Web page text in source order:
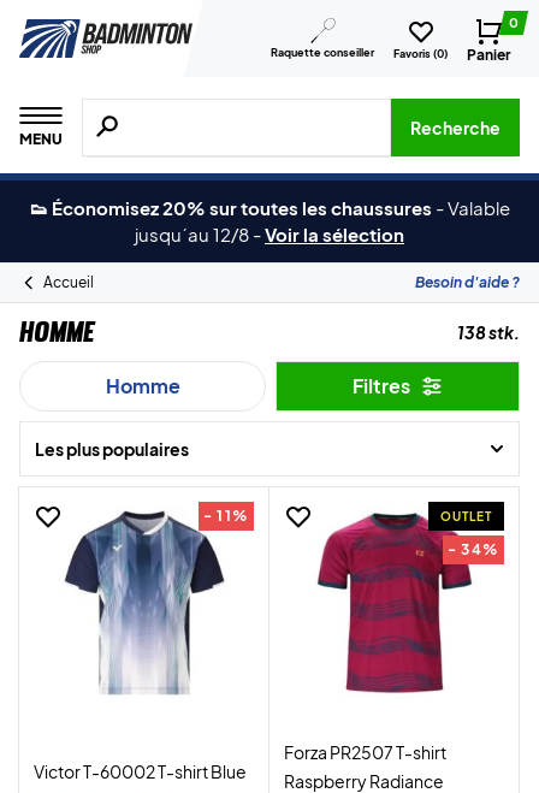
Raquette conseiller Favoris (0)
0
Panier
MENU
Recherche de produits, de marques, etc.
Recherche
👟 Économisez 20% sur toutes les chaussures -Valable
jusqu´au 12/8 -Voir la sélection
Accueil Besoin d'aide ?
Homme 138 stk.
Homme Filtres
Les plus populaires
- 11%
Victor T-60002 T-shirt Blue
OUTLET
- 34%
Forza PR2507 T-shirt
Raspberry Radiance